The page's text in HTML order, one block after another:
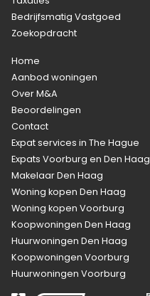
Bedrijfsmatig Vastgoed
Zoekopdracht
Home
Aanbod woningen
Over M&A
Beoordelingen
Contact
Expat services in The Hague
Expats Voorburg en Den Haag
Makelaar Den Haag
Woning kopen Den Haag
Woning kopen Voorburg
Koopwoningen Den Haag
Huurwoningen Den Haag
Koopwoningen Voorburg
Huurwoningen Voorburg